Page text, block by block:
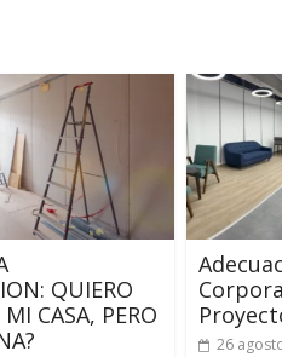
QUIERO
CASA, PERO
26